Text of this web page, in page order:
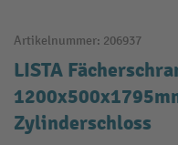
Artikelnummer: 206937
LISTA
Zylinderschloss